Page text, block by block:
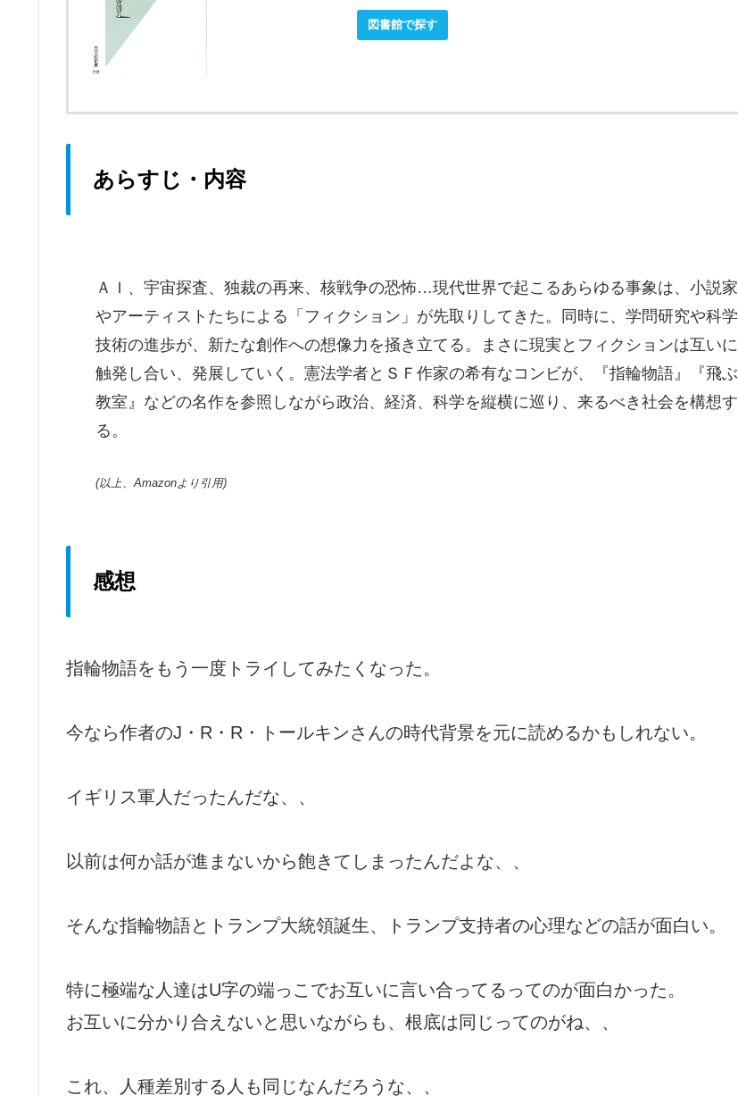
図書館で探す
あらすじ・内容
ＡＩ、宇宙探査、独裁の再来、核戦争の恐怖…現代世界で起こるあらゆる事象は、小説家
やアーティストたちによる「フィクション」が先取りしてきた。同時に、学問研究や科学
技術の進歩が、新たな創作への想像力を掻き立てる。まさに現実とフィクションは互いに
触発し合い、発展していく。憲法学者とＳＦ作家の希有なコンビが、『指輪物語』『飛ぶ
教室』などの名作を参照しながら政治、経済、科学を縦横に巡り、来るべき社会を構想す
る。
(以上、Amazonより引用)
感想
指輪物語をもう一度トライしてみたくなった。
今なら作者のJ・R・R・トールキンさんの時代背景を元に読めるかもしれない。
イギリス軍人だったんだな、、
以前は何か話が進まないから飽きてしまったんだよな、、
そんな指輪物語とトランプ大統領誕生、トランプ支持者の心理などの話が面白い。
特に極端な人達はU字の端っこでお互いに言い合ってるってのが面白かった。
お互いに分かり合えないと思いながらも、根底は同じってのがね、、
これ、人種差別する人も同じなんだろうな、、